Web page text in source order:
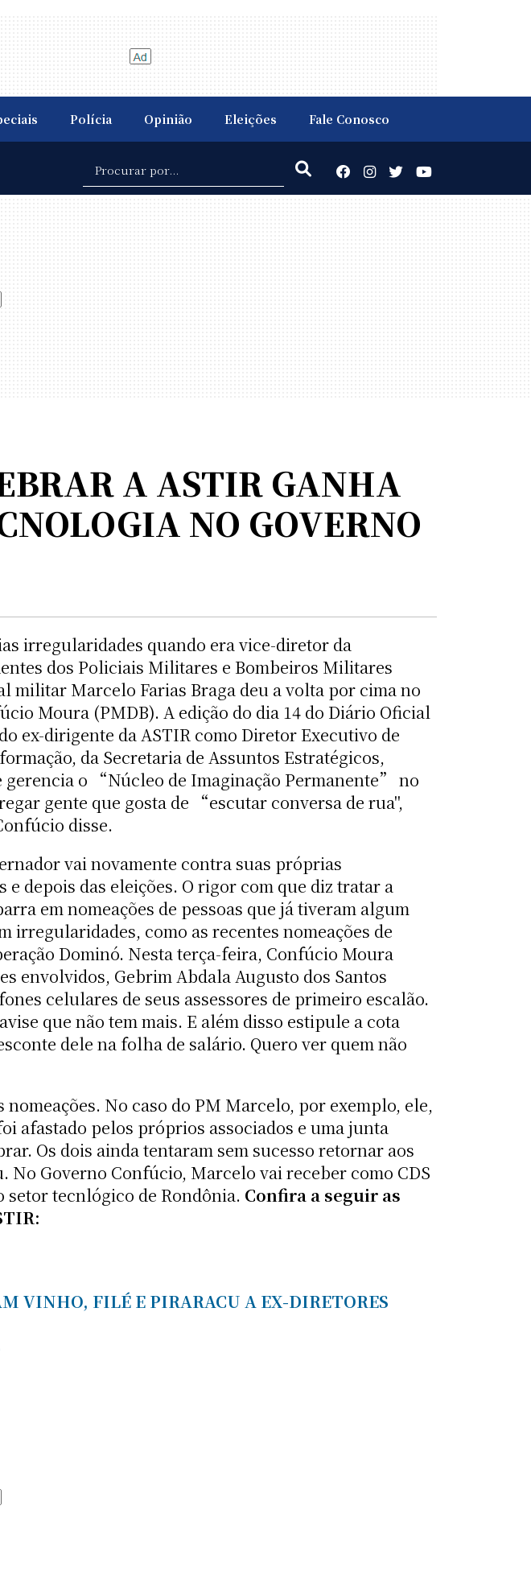
Polícia Opinião Eleições Fale Conosco
A ASTIR GANHA
NO GOVERNO
irregularidades quando era vice-diretor da
dos Policiais Militares e Bombeiros Militares
militar Marcelo Farias Braga deu a volta por cima no
Moura (PMDB). A edição do dia 14 do Diário Oficial
ex-dirigente da ASTIR como Diretor Executivo de
da Secretaria de Assuntos Estratégicos,
gerencia o “Núcleo de Imaginação Permanente” no
gente que gosta de “escutar conversa de rua",
disse.
vai novamente contra suas próprias
e depois das eleições. O rigor com que diz tratar a
em nomeações de pessoas que já tiveram algum
irregularidades, como as recentes nomeações de
Dominó. Nesta terça-feira, Confúcio Moura
envolvidos, Gebrim Abdala Augusto dos Santos
celulares de seus assessores de primeiro escalão.
que não tem mais. E além disso estipule a cota
dele na folha de salário. Quero ver quem não
No caso do PM Marcelo, por exemplo, ele,
afastado pelos próprios associados e uma junta
Os dois ainda tentaram sem sucesso retornar aos
Governo Confúcio, Marcelo vai receber como CDS
setor tecnlógico de Rondônia. Confira a seguir as
VINHO, FILÉ E PIRARACU A EX-DIRETORES